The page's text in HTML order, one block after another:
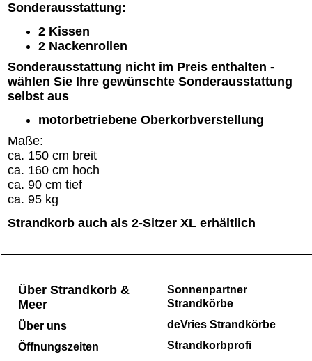
Sonderausstattung:
2 Kissen
2 Nackenrollen
Sonderausstattung nicht im Preis enthalten -
wählen Sie Ihre gewünschte Sonderausstattung
selbst aus
motorbetriebene Oberkorbverstellung
Maße:
ca. 150 cm breit
ca. 160 cm hoch
ca. 90 cm tief
ca. 95 kg
Strandkorb auch als 2-Sitzer XL erhältlich
Sonnenpartner
Strandkörbe
deVries Strandkörbe
Strandkorbprofi
Über Strandkorb &
Meer
Über uns
Öffnungszeiten